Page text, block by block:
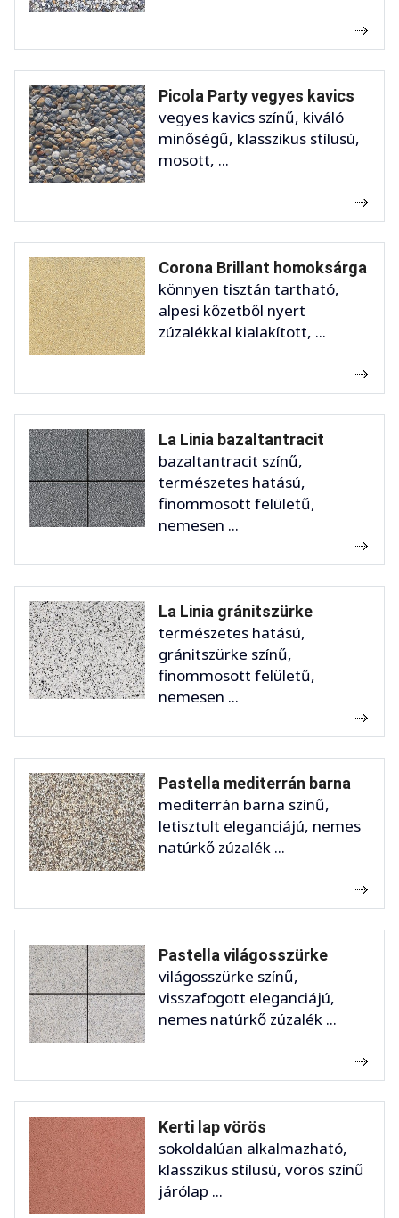
Picola Party vegyes kavics
vegyes kavics színű, kiváló
minőségű, klasszikus stílusú,
mosott, ...
Corona Brillant homoksárga
könnyen tisztán tartható,
alpesi kőzetből nyert
zúzalékkal kialakított, ...
La Linia bazaltantracit
bazaltantracit színű,
természetes hatású,
finommosott felületű,
nemesen ...
La Linia gránitszürke
természetes hatású,
gránitszürke színű,
finommosott felületű,
nemesen ...
Pastella mediterrán barna
mediterrán barna színű,
letisztult eleganciájú, nemes
natúrkő zúzalék ...
Pastella világosszürke
világosszürke színű,
visszafogott eleganciájú,
nemes natúrkő zúzalék ...
Kerti lap vörös
sokoldalúan alkalmazható,
klasszikus stílusú, vörös színű
járólap ...